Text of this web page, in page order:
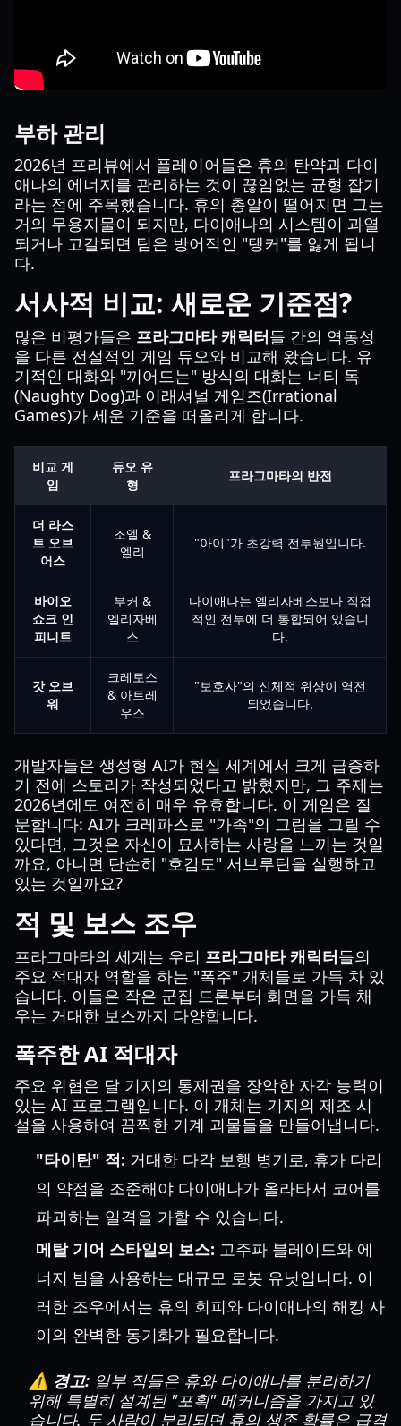
부하 관리
2026년 프리뷰에서 플레이어들은 휴의 탄약과 다이
애나의 에너지를 관리하는 것이 끊임없는 균형 잡기
라는 점에 주목했습니다. 휴의 총알이 떨어지면 그는
거의 무용지물이 되지만, 다이애나의 시스템이 과열
되거나 고갈되면 팀은 방어적인 "탱커"를 잃게 됩니
다.
서사적 비교: 새로운 기준점?
많은 비평가들은 프라그마타 캐릭터들 간의 역동성
을 다른 전설적인 게임 듀오와 비교해 왔습니다. 유
기적인 대화와 "끼어드는" 방식의 대화는 너티 독
(Naughty Dog)과 이래셔널 게임즈(Irrational
Games)가 세운 기준을 떠올리게 합니다.
비교 게
임
듀오 유
형
프라그마타의 반전
더 라스
트 오브
어스
조엘 &
엘리
"아이"가 초강력 전투원입니다.
바이오
쇼크 인
피니트
부커 &
엘리자베
스
다이애나는 엘리자베스보다 직접
적인 전투에 더 통합되어 있습니
다.
갓 오브
워
크레토스
& 아트레
우스
"보호자"의 신체적 위상이 역전
되었습니다.
개발자들은 생성형 AI가 현실 세계에서 크게 급증하
기 전에 스토리가 작성되었다고 밝혔지만, 그 주제는
2026년에도 여전히 매우 유효합니다. 이 게임은 질
문합니다: AI가 크레파스로 "가족"의 그림을 그릴 수
있다면, 그것은 자신이 묘사하는 사랑을 느끼는 것일
까요, 아니면 단순히 "호감도" 서브루틴을 실행하고
있는 것일까요?
적 및 보스 조우
프라그마타의 세계는 우리 프라그마타 캐릭터들의
주요 적대자 역할을 하는 "폭주" 개체들로 가득 차 있
습니다. 이들은 작은 군집 드론부터 화면을 가득 채
우는 거대한 보스까지 다양합니다.
폭주한 AI 적대자
주요 위협은 달 기지의 통제권을 장악한 자각 능력이
있는 AI 프로그램입니다. 이 개체는 기지의 제조 시
설을 사용하여 끔찍한 기계 괴물들을 만들어냅니다.
"타이탄" 적: 거대한 다각 보행 병기로, 휴가 다리
의 약점을 조준해야 다이애나가 올라타서 코어를
파괴하는 일격을 가할 수 있습니다.
메탈 기어 스타일의 보스: 고주파 블레이드와 에
너지 빔을 사용하는 대규모 로봇 유닛입니다. 이
러한 조우에서는 휴의 회피와 다이애나의 해킹 사
이의 완벽한 동기화가 필요합니다.
⚠️ 경고: 일부 적들은 휴와 다이애나를 분리하기
위해 특별히 설계된 "포획" 메커니즘을 가지고 있
습니다. 두 사람이 분리되면 휴의 생존 확률은 급격